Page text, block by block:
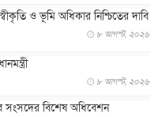
ও ভূমি অধিকার নিশ্চিতের দাবি
৮ আগস্ট, ২০২৬
৮ আগস্ট, ২০২৬
সংসদের বিশেষ অধিবেশন